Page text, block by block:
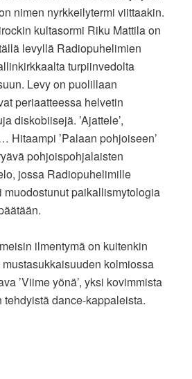
nimen nyrkkeilytermi viittaakin.
kultasormi Riku Mattila on
levyllä Radiopuhelimien
turpiinvedolta
Levy on puolillaan
periaatteessa helvetin
diskobiisejä. ’Ajattele’,
Hitaampi ’Palaan pohjoiseen’
pohjoispohjalaisten
jossa Radiopuhelimille
muodostunut paikallismytologia
ilmentymä on kuitenkin
kolmiossa
’Viime yönä’, yksi kovimmista
dance-kappaleista.